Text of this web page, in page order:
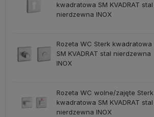
kwadratowa SM KVADRAT stal
nierdzewna INOX
Rozeta WC Sterk kwadratowa
SM KVADRAT stal nierdzewna
INOX
Rozeta WC wolne/zajęte Sterk
kwadratowa SM KVADRAT stal
nierdzewna INOX